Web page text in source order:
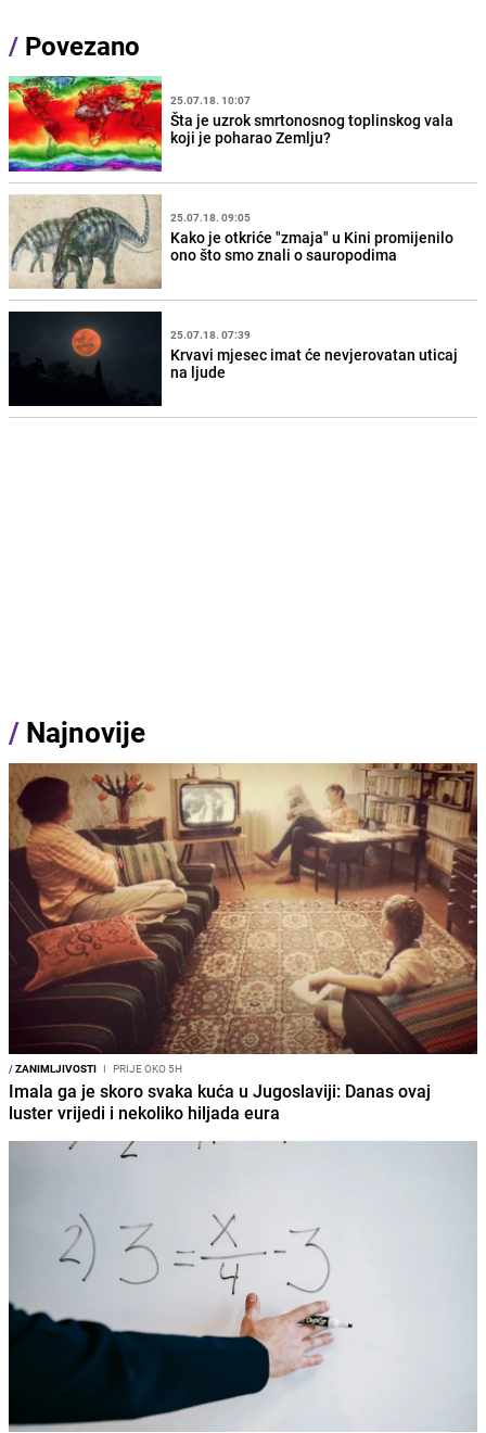
/ Povezano
25.07.18. 10:07
Šta je uzrok smrtonosnog toplinskog vala
koji je poharao Zemlju?
25.07.18. 09:05
Kako je otkriće "zmaja" u Kini promijenilo
ono što smo znali o sauropodima
25.07.18. 07:39
Krvavi mjesec imat će nevjerovatan uticaj
na ljude
/ Najnovije
/ZANIMLJIVOSTI I PRIJE OKO 5H
Imala ga je skoro svaka kuća u Jugoslaviji: Danas ovaj
luster vrijedi i nekoliko hiljada eura